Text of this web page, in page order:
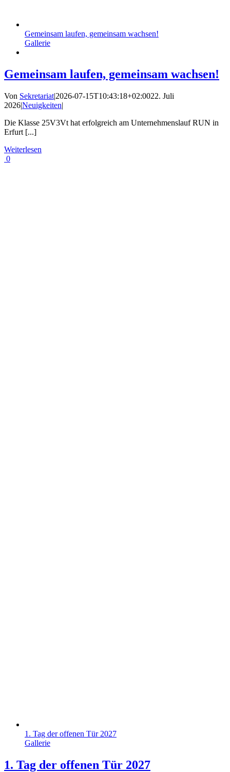
Gemeinsam laufen, gemeinsam wachsen!
Gallerie
Gemeinsam laufen, gemeinsam wachsen!
Von Sekretariat|2026-07-15T10:43:18+02:0022. Juli
2026|Neuigkeiten|
Die Klasse 25V3Vt hat erfolgreich am Unternehmenslauf RUN in
Erfurt [...]
Weiterlesen
0
1. Tag der offenen Tür 2027
Gallerie
1. Tag der offenen Tür 2027